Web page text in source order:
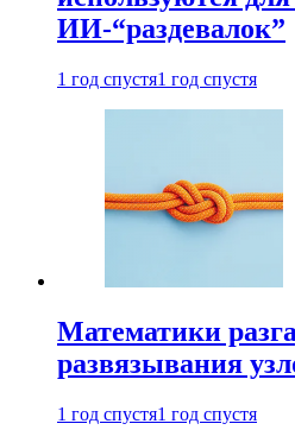
ИИ-“раздевалок”
1 год спустя1 год спустя
Математики
развязывания
1 год спустя1 год спустя